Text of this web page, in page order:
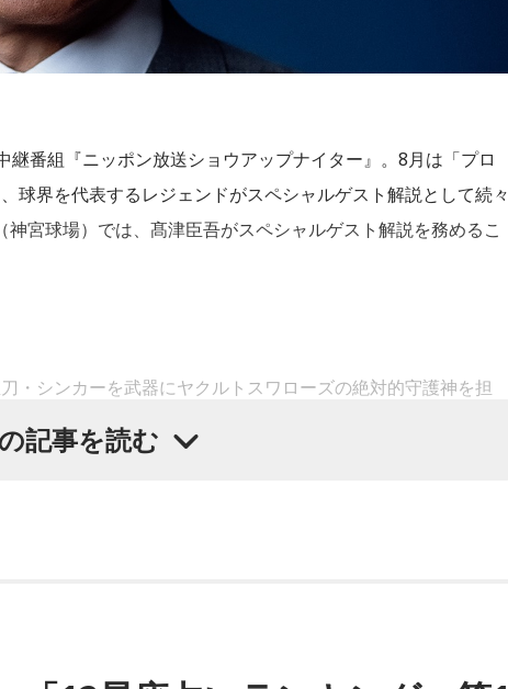
番組『ニッポン放送ショウアップナイター』。8月は「プロ
球界を代表するレジェンドがスペシャルゲスト解説として続々
宮球場）では、髙津臣吾がスペシャルゲスト解説を務めるこ
・シンカーを武器にヤクルトスワローズの絶対的守護神を担
貢献した。メジャーでも活躍し日米通算313セーブをマーク。
め、前年最下位からの日本一、球団初のリーグ連覇を成し遂げ
記事を読む